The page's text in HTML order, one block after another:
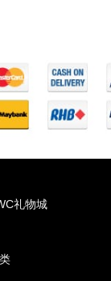
礼物城